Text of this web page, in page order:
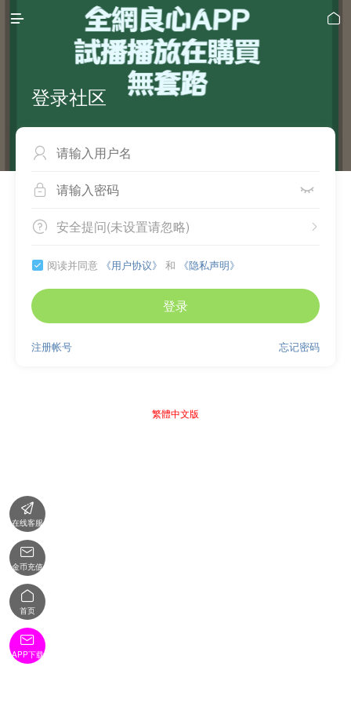
 
登录社区

 
 
安全提问(未设置请忽略)
 阅读并同意 《用户协议》 和 《隐私声明》
登录
忘记密码
注册帐号
繁體中文版

在线客服

金币充值

首页

APP下载